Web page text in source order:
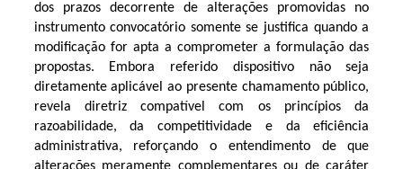
dos prazos decorrente de alterações promovidas no
instrumento convocatório somente se justifica quando a
modificação for apta a comprometer a formulação das
propostas. Embora referido dispositivo não seja
diretamente aplicável ao presente chamamento público,
revela diretriz compatível com os princípios da
razoabilidade, da competitividade e da eficiência
administrativa, reforçando o entendimento de que